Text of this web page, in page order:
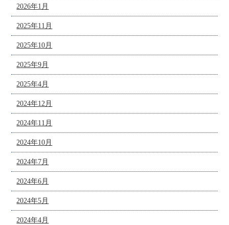
2026年1月
2025年11月
2025年10月
2025年9月
2025年4月
2024年12月
2024年11月
2024年10月
2024年7月
2024年6月
2024年5月
2024年4月